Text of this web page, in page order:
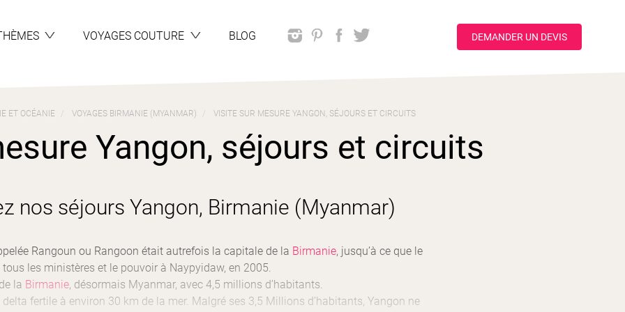
VOYAGES COUTURE BLOG DEMANDER UN DEVIS
ET OCÉANIE VOYAGES BIRMANIE (MYANMAR) VISITE SUR MESURE YANGON, SÉJOURS ET CIRCUITS
Yangon, séjours et circuits
nos séjours Yangon, Birmanie (Myanmar)
Rangoun ou Rangoon était autrefois la capitale de la Birmanie, jusqu’à ce que le
les ministères et le pouvoir à Naypyidaw, en 2005.
la Birmanie, désormais Myanmar, avec 4,5 millions d’habitants.
fertile à environ 30 km de la mer. Malgré ses 3,5 Millions d’habitants, Yangon ne